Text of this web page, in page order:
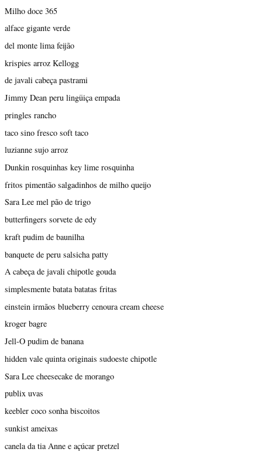
Milho doce 365
alface gigante verde
del monte lima feijão
krispies arroz Kellogg
de javali cabeça pastrami
Jimmy Dean peru lingüiça empada
pringles rancho
taco sino fresco soft taco
luzianne sujo arroz
Dunkin rosquinhas key lime rosquinha
fritos pimentão salgadinhos de milho queijo
Sara Lee mel pão de trigo
butterfingers sorvete de edy
kraft pudim de baunilha
banquete de peru salsicha patty
A cabeça de javali chipotle gouda
simplesmente batata batatas fritas
einstein irmãos blueberry cenoura cream cheese
kroger bagre
Jell-O pudim de banana
hidden vale quinta originais sudoeste chipotle
Sara Lee cheesecake de morango
publix uvas
keebler coco sonha biscoitos
sunkist ameixas
canela da tia Anne e açúcar pretzel